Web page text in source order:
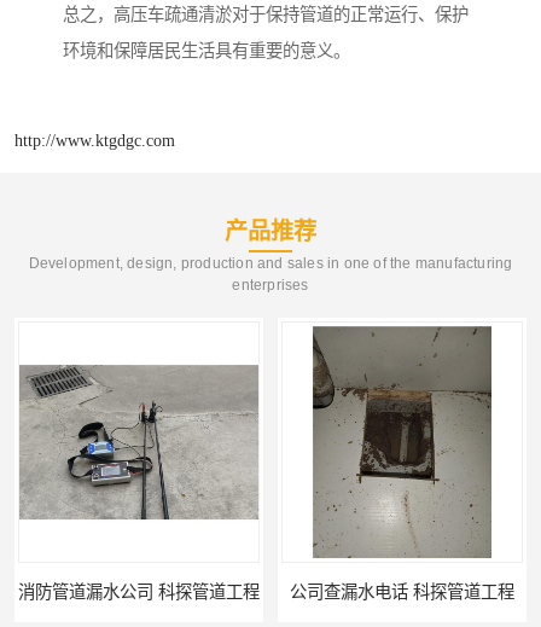
总之，高压车疏通清淤对于保持管道的正常运行、保护
环境和保障居民生活具有重要的意义。
http://www.ktgdgc.com
产品推荐
Development, design, production and sales in one of the manufacturing
enterprises
公司查漏水电话 科探管道工程 单位消防管道漏水检测电话 科探管道工程